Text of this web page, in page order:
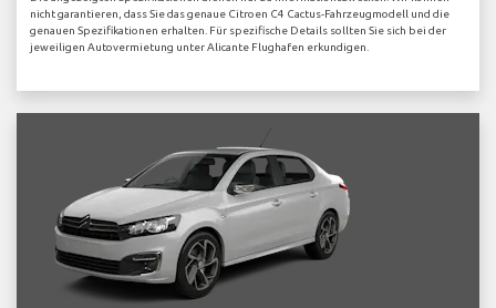
nicht garantieren, dass Sie das genaue Citroen C4 Cactus-Fahrzeugmodell und die
genauen Spezifikationen erhalten. Für spezifische Details sollten Sie sich bei der
jeweiligen Autovermietung unter Alicante Flughafen erkundigen.